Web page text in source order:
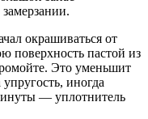
окрашиваться от
поверхность пастой из
Это уменьшит
иногда
— уплотнитель